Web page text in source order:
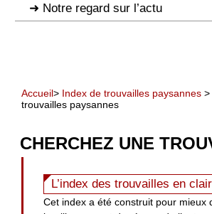
Notre regard sur l’actu
Accueil> Index de trouvailles paysannes >
trouvailles paysannes
CHERCHEZ UNE
L’index des trouvailles en clair
Cet index a été construit pour mieux